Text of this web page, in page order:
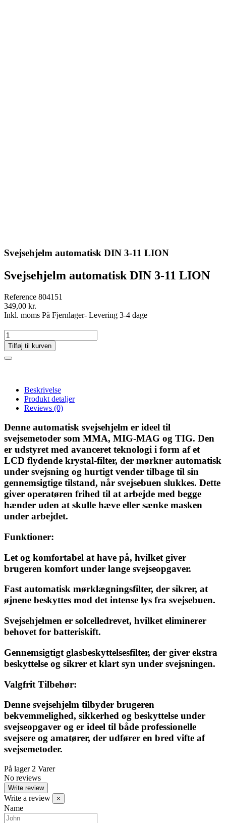
Svejsehjelm automatisk DIN 3-11 LION
Svejsehjelm automatisk DIN 3-11 LION
Reference 804151
349,00 kr.
Inkl. moms På Fjernlager- Levering 3-4 dage
Tilføj til kurven
Beskrivelse
Produkt detaljer
Reviews (0)
Denne automatisk svejsehjelm er ideel til
svejsemetoder som MMA, MIG-MAG og TIG. Den
er udstyret med avanceret teknologi i form af et
LCD flydende krystal-filter, der mørkner automatisk
under svejsning og hurtigt vender tilbage til sin
gennemsigtige tilstand, når svejsebuen slukkes. Dette
giver operatøren frihed til at arbejde med begge
hænder uden at skulle hæve eller sænke masken
under arbejdet.
Funktioner:
Let og komfortabel at have på, hvilket giver
brugeren komfort under lange svejseopgaver.
Fast automatisk mørklægningsfilter, der sikrer, at
øjnene beskyttes mod det intense lys fra svejsebuen.
Svejsehjelmen er solcelledrevet, hvilket eliminerer
behovet for batteriskift.
Gennemsigtigt glasbeskyttelsesfilter, der giver ekstra
beskyttelse og sikrer et klart syn under svejsningen.
Valgfrit Tilbehør:
Denne svejsehjelm tilbyder brugeren
bekvemmelighed, sikkerhed og beskyttelse under
svejseopgaver og er ideel til både professionelle
svejsere og amatører, der udfører en bred vifte af
svejsemetoder.
På lager 2 Varer
No reviews
Write review
Write a review ×
Name